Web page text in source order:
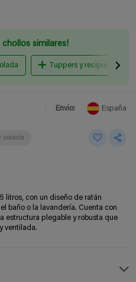
chollos similares!
Tuppers y recipientes
Envio: España
colada
litros, con un diseño de ratán
baño o la lavandería. Cuenta con
estructura plegable y robusta que
ventilada.